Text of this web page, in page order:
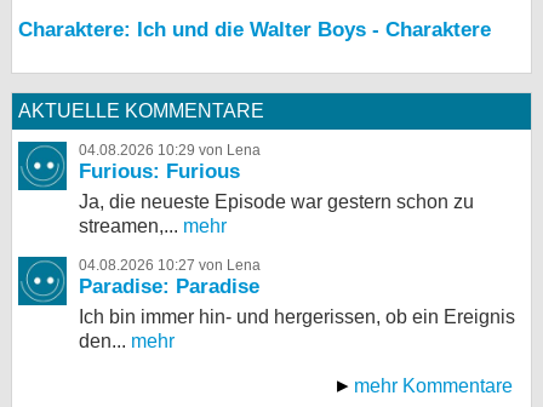
Charaktere: Ich und die Walter Boys - Charaktere
AKTUELLE KOMMENTARE
04.08.2026 10:29 von Lena
Furious: Furious
Ja, die neueste Episode war gestern schon zu
streamen,... mehr
04.08.2026 10:27 von Lena
Paradise: Paradise
Ich bin immer hin- und hergerissen, ob ein Ereignis
den... mehr
mehr Kommentare